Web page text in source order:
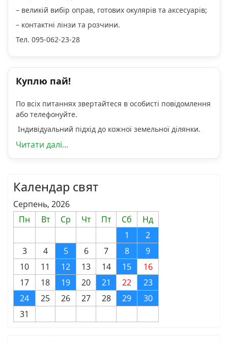
– великій вибір оправ, готових окулярів та аксесуарів;
– контактні лінзи та розчини.
Тел. 095-062-23-28
Куплю пай!
По всіх питаннях звертайтеся в особисті повідомлення
або телефонуйте.
Індивідуальний підхід до кожної земельної ділянки.
Читати далі...
Календар свят
Серпень, 2026
Пн
Вт Ср Чт Пт Сб
Нд
1
2
3
4 5 6 7 8
9
10
11 12 13 14 15
16
17
18 19 20 21 22
23
24
25 26 27 28 29
30
31